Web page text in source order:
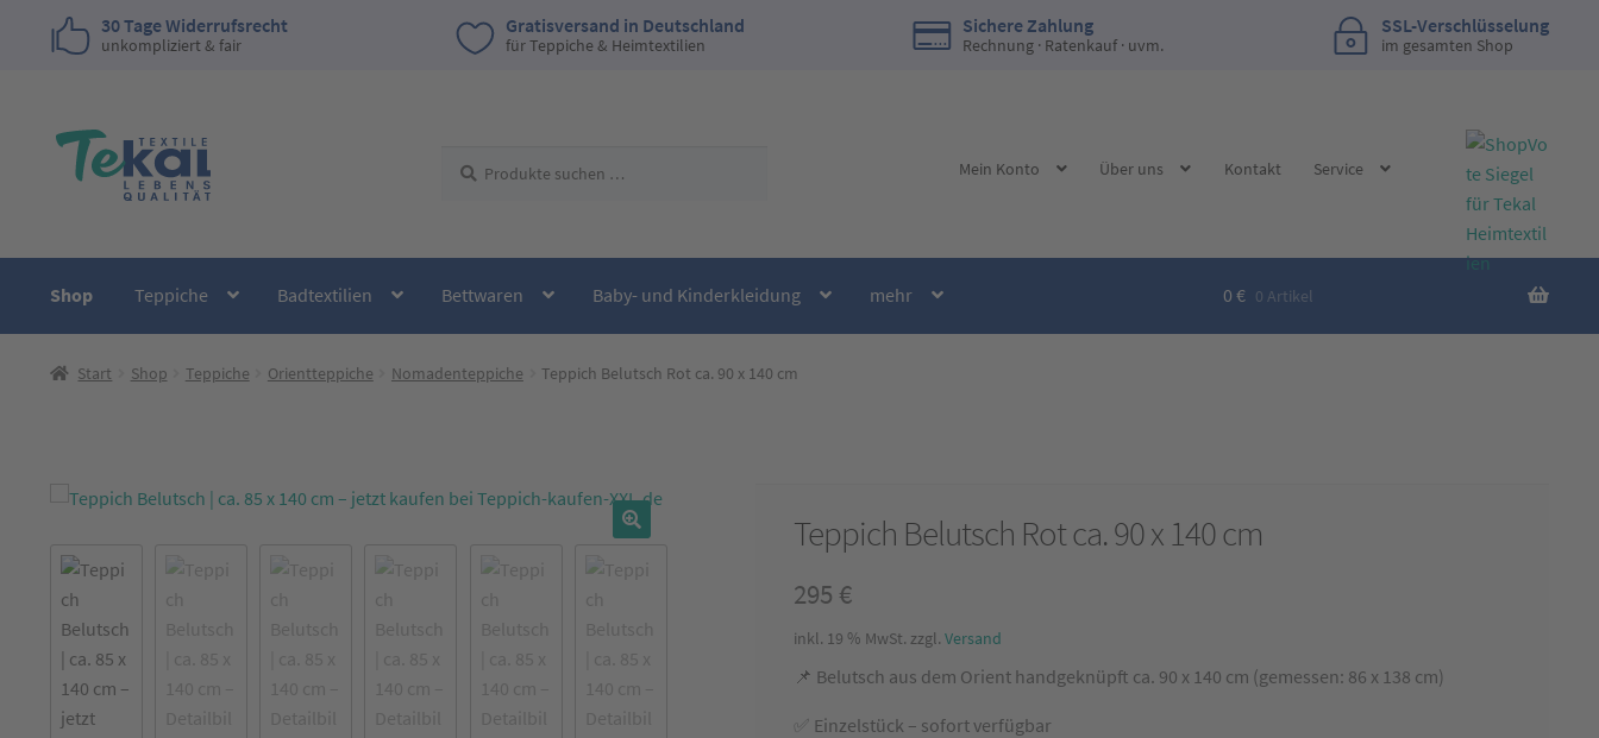
30 Tage Widerrufsrecht
unkompliziert & fair
Gratisversand in Deutschland
für Teppiche & Heimtextilien
Sichere Zahlung
Rechnung · Ratenkauf · uvm.
SSL-Verschlüsselung
im gesamten Shop
Zur
Navigation
Zum
Inhalt
nach:
Mein Konto Über uns Kontakt Service
Shop Teppiche Badtextilien Bettwaren Baby- und Kinderkleidung mehr 0€ 0 Artikel
Start Shop Teppiche Orientteppiche Nomadenteppiche Teppich Belutsch Rot ca. 90 x 140 cm
Teppich Belutsch Rot ca. 90 x 140 cm
295 €
inkl. 19 % MwSt. zzgl. Versand
📌 Belutsch aus dem Orient handgeknüpft ca. 90 x 140 cm (gemessen: 86 x 138 cm)
✅ Einzelstück – sofort verfügbar